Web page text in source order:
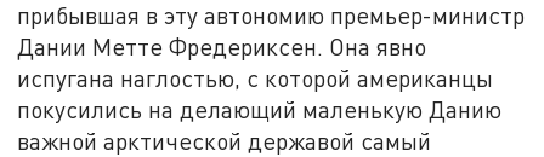
прибывшая в эту автономию премьер-министр
Дании Метте Фредериксен. Она явно
испугана наглостью, с которой американцы
покусились на делающий маленькую Данию
важной арктической державой самый